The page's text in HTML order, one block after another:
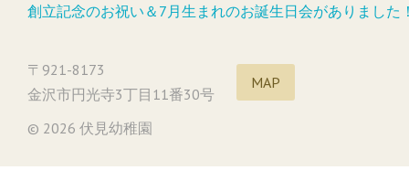
創立記念のお祝い＆7月生まれのお誕生日会がありました
〒921-8173
金沢市円光寺3丁目11番30号
MAP
© 2026 伏見幼稚園